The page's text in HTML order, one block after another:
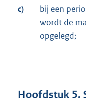
c)
bij een
wordt de
opgelegd;
Hoofdstuk 5.